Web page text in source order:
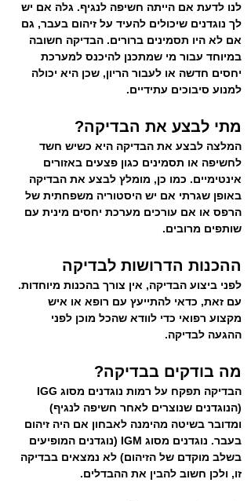
לנו לדעת אם הייתה חשיפה לנגיף. גלה אם יש
לך נוגדנים שיכולים להעיד על זיהום בעבר, גם
אם לא היו תסמינים ברורים. הבדיקה חשובה
במיוחד עבור מי שמתכנן להיכנס למערכת
יחסים חדשה או לעבור הריון, שכן היא יכולה
למנוע סיבוכים עתידיים.
מתי לבצע את הבדיקה?
המלצה לבצע את הבדיקה היא כשיש חשד
לחשיפה או תסמינים כגון פצעים באזורים
אינטימיים. כמו כן, מומלץ לבצע את הבדיקה
באופן שגרתי אם יש היסטוריה משפחתית של
הרפס או אם עורכים מערכת יחסים מינית עם
שותפים מרובים.
ההכנות הדרושות לבדיקה
לפני ביצוע הבדיקה, אין צורך בהכנות מיוחדות.
עם זאת, כדאי להתייעץ עם רופא או איש
מקצוע רפואי כדי לוודא שהכל מוכן לפני
ההגעה לבדיקה.
מה בודקים בבדיקה?
(הנוגדנים שנוצרים לאחר חשיפה לנגיף)
ומדובר בשיטה מהימנה לאבחון אם היה זיהום
בעבר. נוגדנים מסוג IGM (נוגדנים המופיעים
בשלב מוקדם של הזיהום) לא נמצאים בבדיקה
זו, ולכן חשוב להבין את ההבדלים.